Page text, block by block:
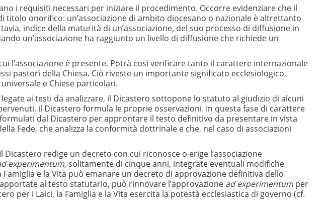
i requisiti necessari per iniziare il procedimento. Occorre evidenziare che il
onorifico: un’associazione di ambito diocesano o nazionale è altrettanto
indice della maturità di un’associazione, del suo processo di diffusione in
un’associazione ha raggiunto un livello di diffusione che richiede un
l’associazione è presente. Potrà così verificare tanto il carattere internazionale
pastori della Chiesa. Ciò riveste un importante significato ecclesiologico,
e Chiese particolari.
ai testi da analizzare, il Dicastero sottopone lo statuto al giudizio di alcuni
il Dicastero formula le proprie osservazioni. In questa fase di carattere
dal Dicastero per approntare il testo definitivo da presentare in vista
Fede, che analizza la conformità dottrinale e che, nel caso di associazioni
redige un decreto con cui riconosce o erige l’associazione
experimentum, solitamente di cinque anni, integrate eventuali modifiche
e la Vita può emanare un decreto di approvazione definitiva dello
al testo statutario, può rinnovare l’approvazione ad experimentum per
per i Laici, la Famiglia e la Vita esercita la potestà ecclesiastica di governo (cf.